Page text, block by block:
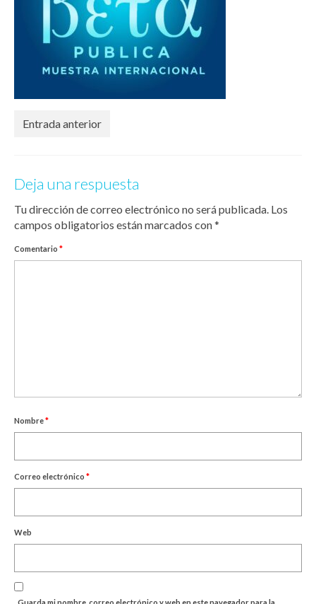
Entrada anterior
Deja una respuesta
Tu dirección de correo electrónico no será publicada. Los
campos obligatorios están marcados con*
Comentario *
Nombre*
Correo electrónico *
Web
Guarda mi nombre, correo electrónico y web en este navegador para la